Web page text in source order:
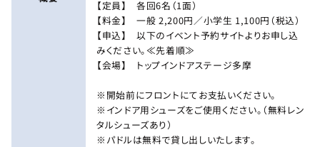
【定員】 各回6名（1面）
【料金】 一般 2,200円／小学生 1,100円（税込）
【申込】 以下のイベント予約サイトよりお申し込
みください。≪先着順≫
【会場】 トップインドアステージ多摩
※開始前にフロントにてお支払いください。
※インドア用シューズをご使用ください。（無料レン
タルシューズあり）
※パドルは無料で貸し出しいたします。